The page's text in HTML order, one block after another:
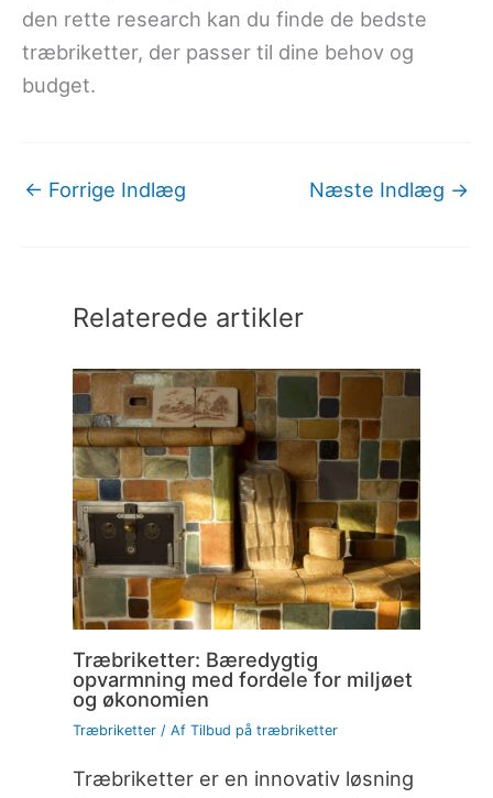
den rette research kan du finde de bedste
træbriketter, der passer til dine behov og
budget.
← Forrige Indlæg Næste Indlæg →
Relaterede artikler
Træbriketter: Bæredygtig
opvarmning med fordele for miljøet
og økonomien
Træbriketter/ Af Tilbud på træbriketter
Træbriketter er en innovativ løsning